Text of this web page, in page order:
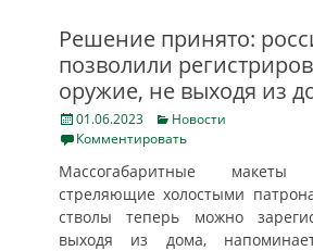
Решение принято:
позволили
оружие, не выходя из
Posted
on
01.06.2023 Categories
Новости
Комментировать
Массогабаритные
стреляющие холостыми
стволы теперь можно
выходя из дома, напоминает